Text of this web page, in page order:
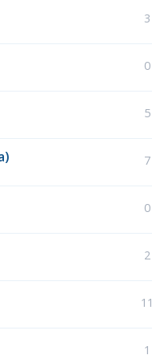
3
0
5
7
0
2
11
1